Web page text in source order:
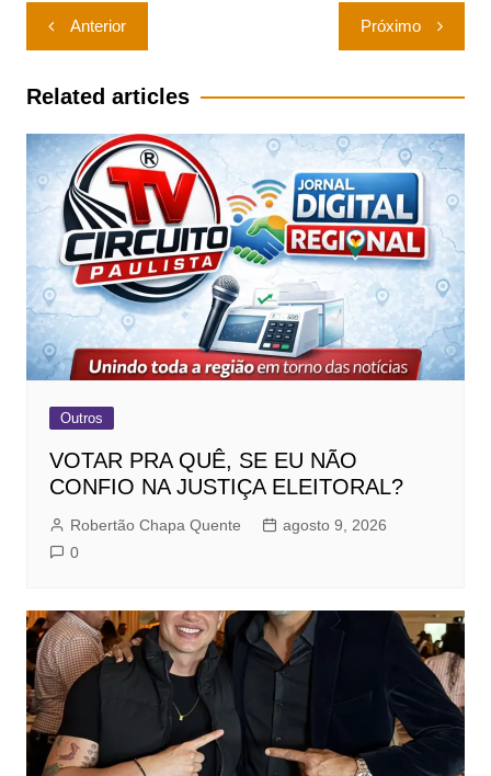
Navegação
de
Post
Anterior Próximo
Related articles
Outros
VOTAR PRA QUÊ, SE EU NÃO
CONFIO NA JUSTIÇA ELEITORAL?
Robertão Chapa Quente
agosto 9, 2026
0